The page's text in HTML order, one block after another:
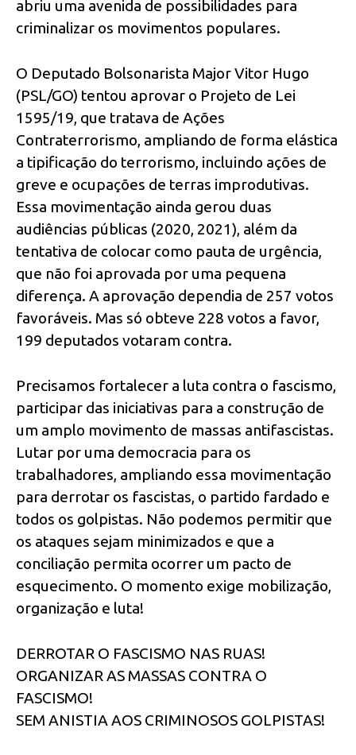
abriu uma avenida de possibilidades para
criminalizar os movimentos populares.
O Deputado Bolsonarista Major Vitor Hugo
(PSL/GO) tentou aprovar o Projeto de Lei
1595/19, que tratava de Ações
Contraterrorismo, ampliando de forma elástica
a tipificação do terrorismo, incluindo ações de
greve e ocupações de terras improdutivas.
Essa movimentação ainda gerou duas
audiências públicas (2020, 2021), além da
tentativa de colocar como pauta de urgência,
que não foi aprovada por uma pequena
diferença. A aprovação dependia de 257 votos
favoráveis. Mas só obteve 228 votos a favor,
199 deputados votaram contra.
Precisamos fortalecer a luta contra o fascismo,
participar das iniciativas para a construção de
um amplo movimento de massas antifascistas.
Lutar por uma democracia para os
trabalhadores, ampliando essa movimentação
para derrotar os fascistas, o partido fardado e
todos os golpistas. Não podemos permitir que
os ataques sejam minimizados e que a
conciliação permita ocorrer um pacto de
esquecimento. O momento exige mobilização,
organização e luta!
DERROTAR O FASCISMO NAS RUAS!
ORGANIZAR AS MASSAS CONTRA O
FASCISMO!
SEM ANISTIA AOS CRIMINOSOS GOLPISTAS!